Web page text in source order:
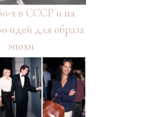
х в СССР и на
идей для образа
эпохи